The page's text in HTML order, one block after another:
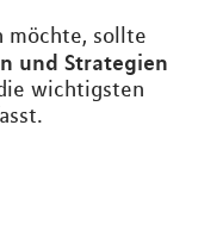
möchte, sollte
und Strategien
wichtigsten